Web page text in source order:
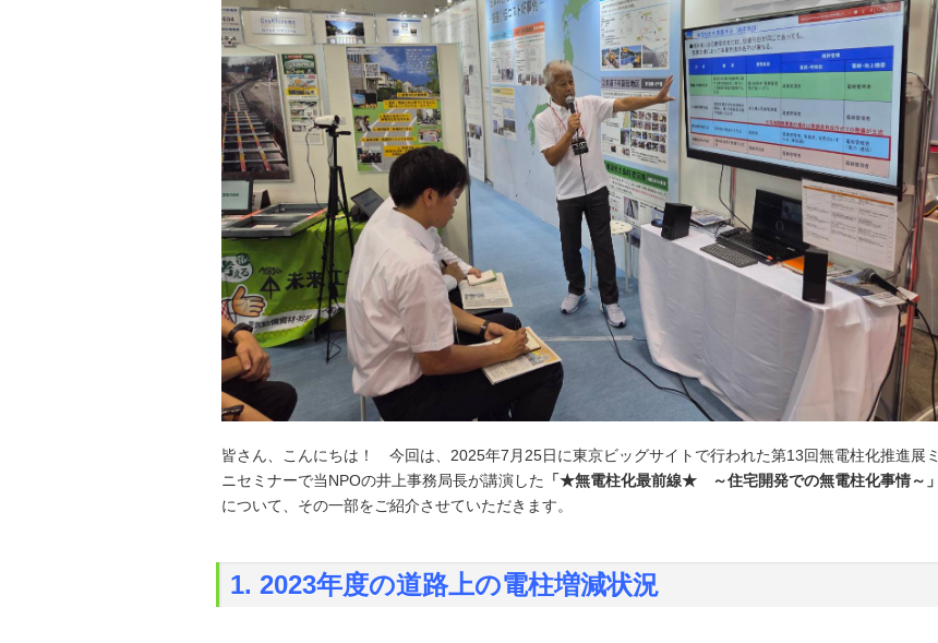
皆さん、こんにちは！ 今回は、2025年7月25日に東京ビッグサイトで行われた第13回無電柱化推進展ミ
ニセミナーで当NPOの井上事務局長が講演した
「★無電柱化最前線★ ～住宅開発での無電柱化事情～」
について、その一部をご紹介させていただきます。
1. 2023年度の道路上の電柱増減状況